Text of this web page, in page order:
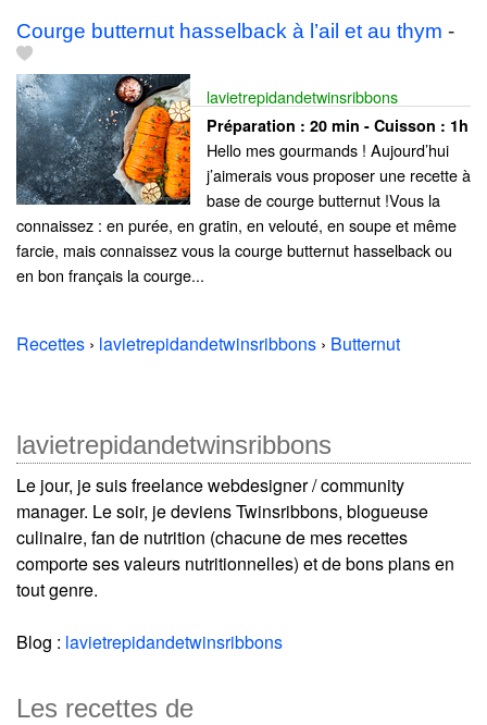
Courge butternut hasselback à l’ail et au thym -
lavietrepidandetwinsribbons
Préparation : 20 min - Cuisson : 1h
Hello mes gourmands ! Aujourd’hui
j’aimerais vous proposer une recette à
base de courge butternut !Vous la
connaissez : en purée, en gratin, en velouté, en soupe et même
farcie, mais connaissez vous la courge butternut hasselback ou
en bon français la courge...
Recettes › lavietrepidandetwinsribbons › Butternut
lavietrepidandetwinsribbons
Le jour, je suis freelance webdesigner / community
manager. Le soir, je deviens Twinsribbons, blogueuse
culinaire, fan de nutrition (chacune de mes recettes
comporte ses valeurs nutritionnelles) et de bons plans en
tout genre.
Blog : lavietrepidandetwinsribbons
Les recettes de